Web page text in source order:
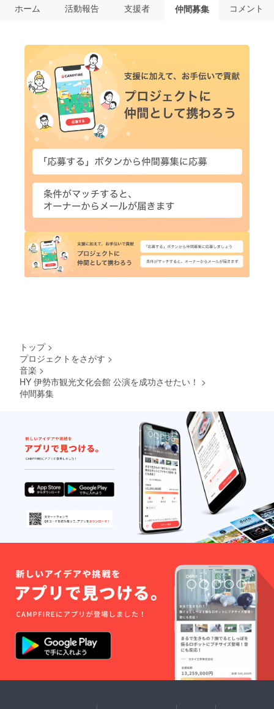
ホーム 活動報告 支援者 仲間募集 コメント
トップ >
プロジェクトをさがす >
音楽 >
HY 伊勢市観光文化会館 公演を成功させたい！ >
仲間募集